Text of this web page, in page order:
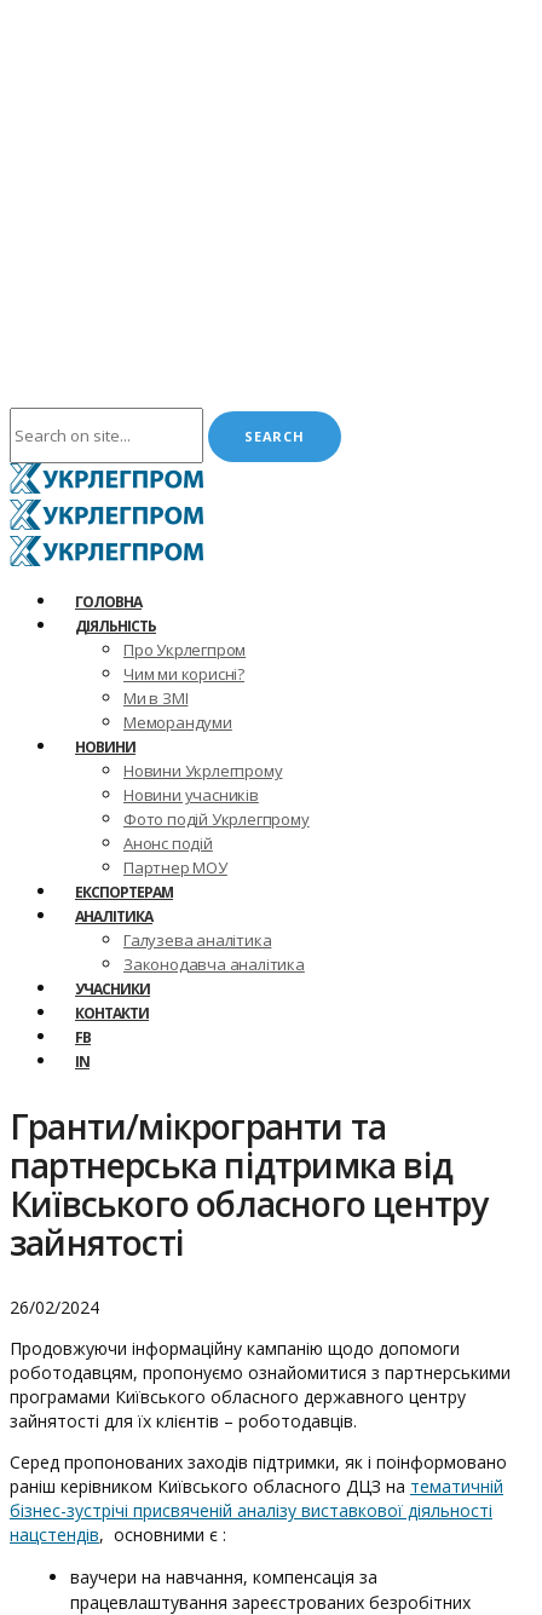
ГОЛОВНА
ДІЯЛЬНІСТЬ
Про Укрлегпром
Чим ми корисні?
Ми в ЗМІ
Меморандуми
НОВИНИ
Новини Укрлегпрому
Новини учасників
Фото подій Укрлегпрому
Анонс подій
Партнер МОУ
ЕКСПОРТЕРАМ
АНАЛІТИКА
Галузева аналітика
Законодавча аналітика
УЧАСНИКИ
КОНТАКТИ
FB
IN
Гранти/мікрогранти та
партнерська підтримка від
Київського обласного центру
зайнятості
26/02/2024
Продовжуючи інформаційну кампанію щодо допомоги
роботодавцям, пропонуємо ознайомитися з партнерськими
програмами Київського обласного державного центру
зайнятості для їх клієнтів – роботодавців.
Серед пропонованих заходів підтримки, як і поінформовано
раніш керівником Київського обласного ДЦЗ на тематичній
бізнес-зустрічі присвяченій аналізу виставкової діяльності
нацстендів, основними є :
ваучери на навчання, компенсація за
працевлаштування зареєстрованих безробітних